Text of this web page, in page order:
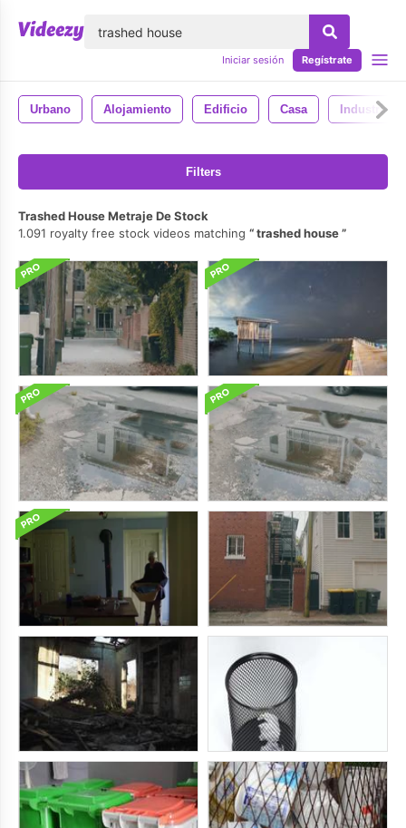
Iniciar sesión Regístrate
Urbano Alojamiento Edificio Casa Industrial
Filters
Trashed House Metraje De Stock
1.091 royalty free stock videos matching
trashed house